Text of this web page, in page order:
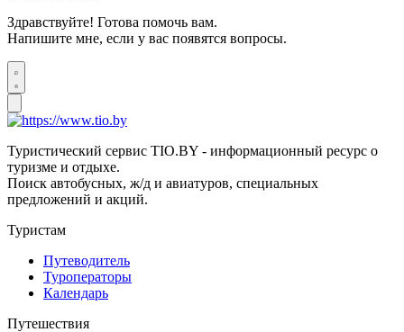
Здравствуйте! Готова помочь вам.
Напишите мне, если у вас появятся вопросы.
Туристический сервис TIO.BY - информационный ресурс о
туризме и отдыхе.
Поиск автобусных, ж/д и авиатуров, специальных
предложений и акций.
Туристам
Путеводитель
Туроператоры
Календарь
Путешествия